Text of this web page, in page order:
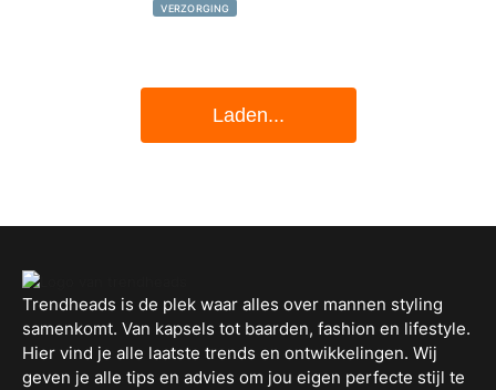
VERZORGING
Laden...
Trendheads is de plek waar alles over mannen styling
samenkomt. Van kapsels tot baarden, fashion en lifestyle.
Hier vind je alle laatste trends en ontwikkelingen. Wij
geven je alle tips en advies om jou eigen perfecte stijl te